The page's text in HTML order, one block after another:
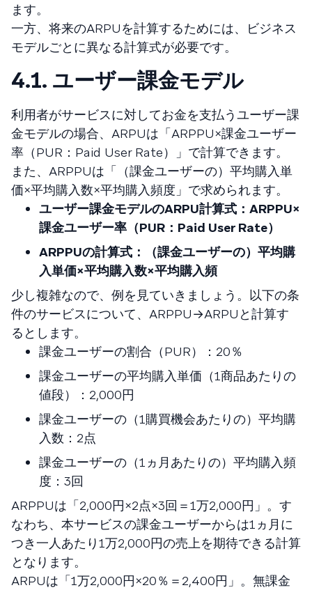
ます。
一方、将来のARPUを計算するためには、ビジネス
モデルごとに異なる計算式が必要です。
4.1. ユーザー課金モデル
利用者がサービスに対してお金を支払うユーザー課
金モデルの場合、ARPUは「ARPPU×課金ユーザー
率（PUR：Paid User Rate）」で計算できます。
また、ARPPUは「（課金ユーザーの）平均購入単
価×平均購入数×平均購入頻度」で求められます。
ユーザー課金モデルのARPU計算式：ARPPU×
課金ユーザー率（PUR：Paid User Rate）
ARPPUの計算式：（課金ユーザーの）平均購
入単価×平均購入数×平均購入頻
少し複雑なので、例を見ていきましょう。以下の条
件のサービスについて、ARPPU→ARPUと計算す
るとします。
課金ユーザーの割合（PUR）：20％
課金ユーザーの平均購入単価（1商品あたりの
値段）：2,000円
課金ユーザーの（1購買機会あたりの）平均購
入数：2点
課金ユーザーの（1ヵ月あたりの）平均購入頻
度：3回
ARPPUは「2,000円×2点×3回＝1万2,000円」。す
なわち、本サービスの課金ユーザーからは1ヵ月に
つき一人あたり1万2,000円の売上を期待できる計算
となります。
ARPUは「1万2,000円×20％＝2,400円」。無課金